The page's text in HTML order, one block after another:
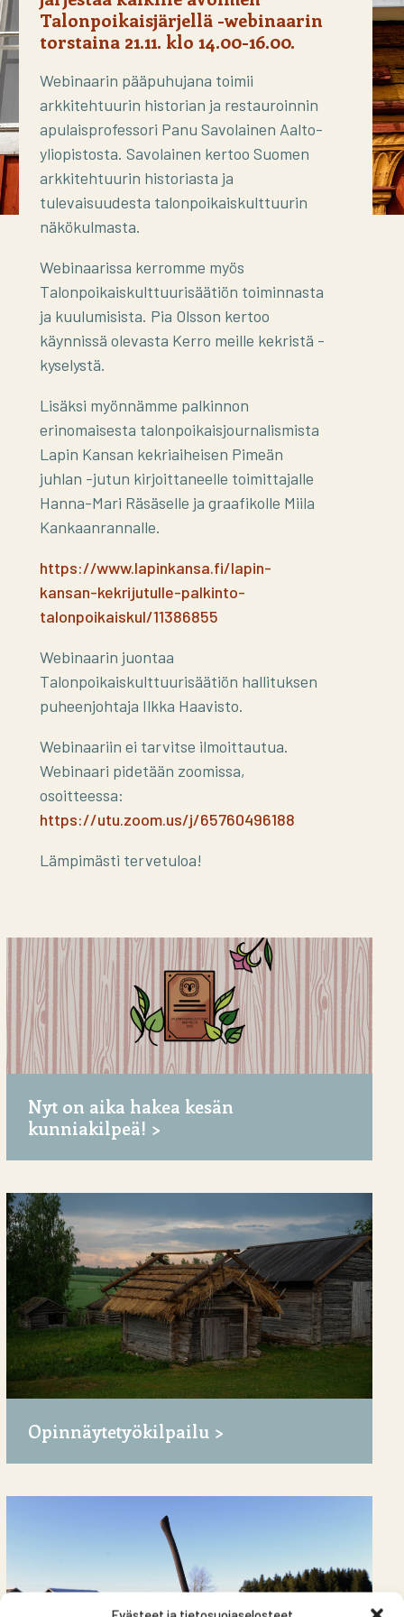
Talonpoikaisjärjellä -webinaarin
torstaina 21.11. klo 14.00-16.00.
Webinaarin pääpuhujana toimii
arkkitehtuurin historian ja restauroinnin
apulaisprofessori Panu Savolainen Aalto-
yliopistosta. Savolainen kertoo Suomen
arkkitehtuurin historiasta ja
tulevaisuudesta talonpoikaiskulttuurin
näkökulmasta.
Webinaarissa kerromme myös
Talonpoikaiskulttuurisäätiön toiminnasta
ja kuulumisista. Pia Olsson kertoo
käynnissä olevasta Kerro meille kekristä -
kyselystä.
Lisäksi myönnämme palkinnon
erinomaisesta talonpoikaisjournalismista
Lapin Kansan kekriaiheisen Pimeän
juhlan -jutun kirjoittaneelle toimittajalle
Hanna-Mari Räsäselle ja graafikolle Miila
Kankaanrannalle.
https://www.lapinkansa.fi/lapin-
kansan-kekrijutulle-palkinto-
talonpoikaiskul/11386855
Webinaarin juontaa
Talonpoikaiskulttuurisäätiön hallituksen
puheenjohtaja Ilkka Haavisto.
Webinaariin ei tarvitse ilmoittautua.
Webinaari pidetään zoomissa,
osoitteessa:
https://utu.zoom.us/j/65760496188
Lämpimästi tervetuloa!
Nyt on aika hakea kesän
kunniakilpeä!
Opinnäytetyökilpailu